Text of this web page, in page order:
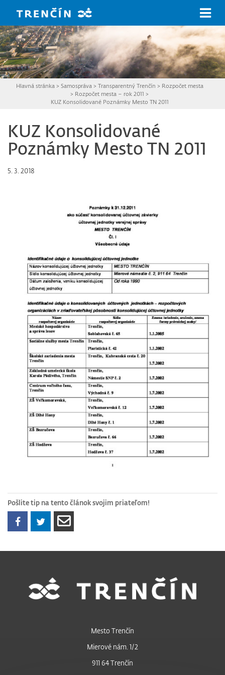
Hlavná stránka > Samospráva > Transparentný Trenčín > Rozpočet mesta
> Rozpočet mesta – rok 2011 >
KUZ Konsolidované Poznámky Mesto TN 2011
KUZ Konsolidované
Poznámky Mesto TN 2011
5. 3. 2018
Pošlite tip na tento článok svojim priateľom!
Mesto Trenčín
Mierové nám. 1/2
911 64 Trenčín